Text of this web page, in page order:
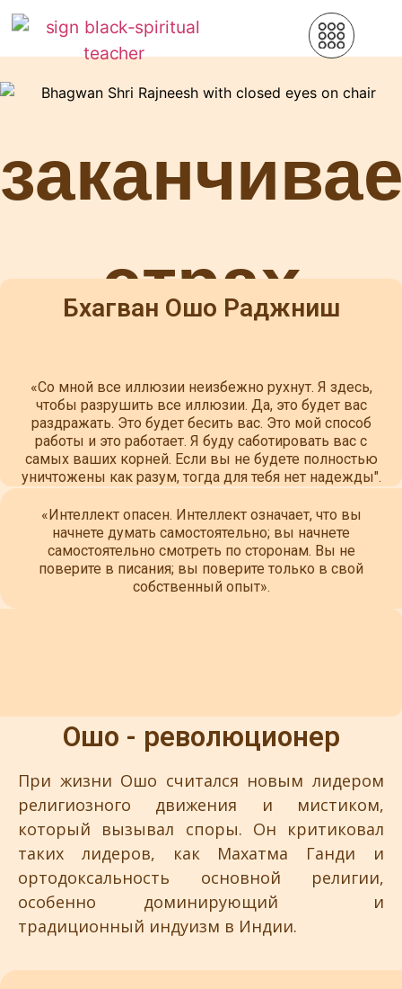
страх
Бхагван Ошо Раджниш
«Со мной все иллюзии неизбежно рухнут. Я здесь,
чтобы разрушить все иллюзии. Да, это будет вас
раздражать. Это будет бесить вас. Это мой способ
работы и это работает. Я буду саботировать вас с
самых ваших корней. Если вы не будете полностью
уничтожены как разум, тогда для тебя нет надежды".
«Интеллект опасен. Интеллект означает, что вы
начнете думать самостоятельно; вы начнете
самостоятельно смотреть по сторонам. Вы не
поверите в писания; вы поверите только в свой
собственный опыт».
Ошо - революционер
При жизни Ошо считался новым лидером
религиозного движения и мистиком,
который вызывал споры. Он критиковал
таких лидеров, как Махатма Ганди и
ортодоксальность основной религии,
особенно доминирующий и
традиционный индуизм в Индии.